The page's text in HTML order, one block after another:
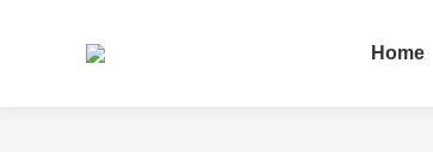
Home